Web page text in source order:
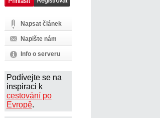
Napsat článek
Napište nám
Info o serveru
Podívejte se na
inspiraci k
cestování po
Evropě.